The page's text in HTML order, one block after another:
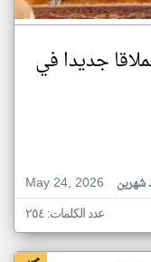
جديدا في
May 24, 2026
شهرين
عدد الكلمات: ٢٥٤